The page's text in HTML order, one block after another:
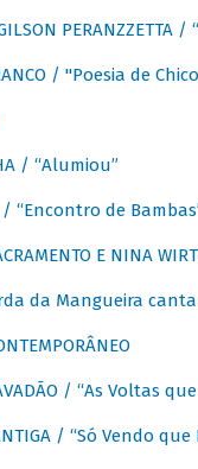
PERANZZETTA
/ "Poesia de
/ “Alumiou”
/ “Encontro de
E NINA
da Mangueira
/ “As Voltas
/ “Só Vendo